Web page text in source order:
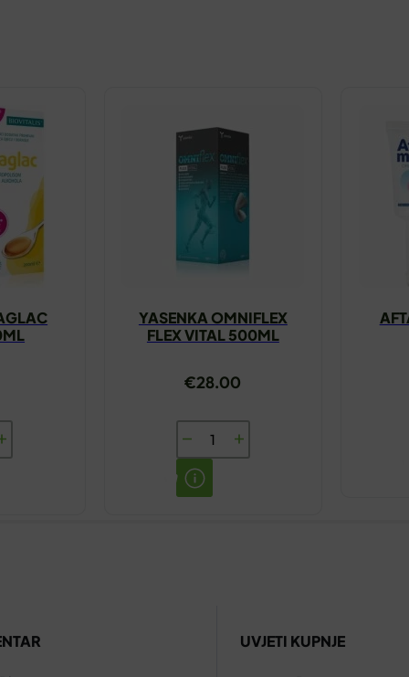
YASENKA OMNIFLEX
FLEX VITAL 500ML
€28.00
YASENKA
OMNIFLEX
FLEX
UVJETI KUPNJE